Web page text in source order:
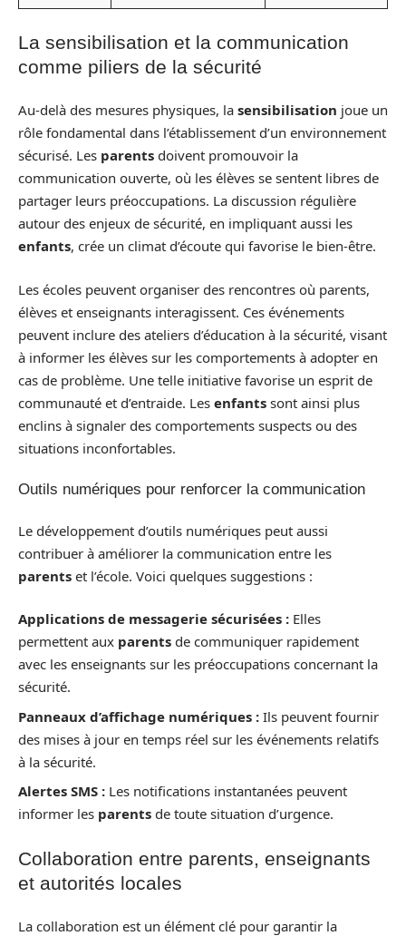
La sensibilisation et la communication
comme piliers de la sécurité
Au-delà des mesures physiques, la sensibilisation joue un
rôle fondamental dans l’établissement d’un environnement
sécurisé. Les parents doivent promouvoir la
communication ouverte, où les élèves se sentent libres de
partager leurs préoccupations. La discussion régulière
autour des enjeux de sécurité, en impliquant aussi les
enfants, crée un climat d’écoute qui favorise le bien-être.
Les écoles peuvent organiser des rencontres où parents,
élèves et enseignants interagissent. Ces événements
peuvent inclure des ateliers d’éducation à la sécurité, visant
à informer les élèves sur les comportements à adopter en
cas de problème. Une telle initiative favorise un esprit de
communauté et d’entraide. Les enfants sont ainsi plus
enclins à signaler des comportements suspects ou des
situations inconfortables.
Outils numériques pour renforcer la communication
Le développement d’outils numériques peut aussi
contribuer à améliorer la communication entre les
parents et l’école. Voici quelques suggestions :
Applications de messagerie sécurisées : Elles
permettent aux parents de communiquer rapidement
avec les enseignants sur les préoccupations concernant la
sécurité.
Panneaux d’affichage numériques : Ils peuvent fournir
des mises à jour en temps réel sur les événements relatifs
à la sécurité.
Alertes SMS : Les notifications instantanées peuvent
informer les parents de toute situation d’urgence.
Collaboration entre parents, enseignants
et autorités locales
La collaboration est un élément clé pour garantir la